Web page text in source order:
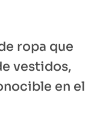
ropa que
vestidos,
en el